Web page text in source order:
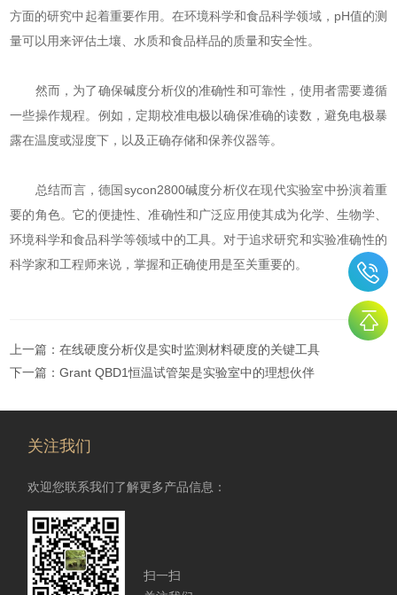
方面的研究中起着重要作用。在环境科学和食品科学领域，pH值的测
量可以用来评估土壤、水质和食品样品的质量和安全性。
然而，为了确保碱度分析仪的准确性和可靠性，使用者需要遵循
一些操作规程。例如，定期校准电极以确保准确的读数，避免电极暴
露在温度或湿度下，以及正确存储和保养仪器等。
总结而言，德国sycon2800碱度分析仪在现代实验室中扮演着重
要的角色。它的便捷性、准确性和广泛应用使其成为化学、生物学、
环境科学和食品科学等领域中的工具。对于追求研究和实验准确性的
科学家和工程师来说，掌握和正确使用是至关重要的。
上一篇：在线硬度分析仪是实时监测材料硬度的关键工具
下一篇：Grant QBD1恒温试管架是实验室中的理想伙伴
关注我们
欢迎您联系我们了解更多产品信息：
扫一扫